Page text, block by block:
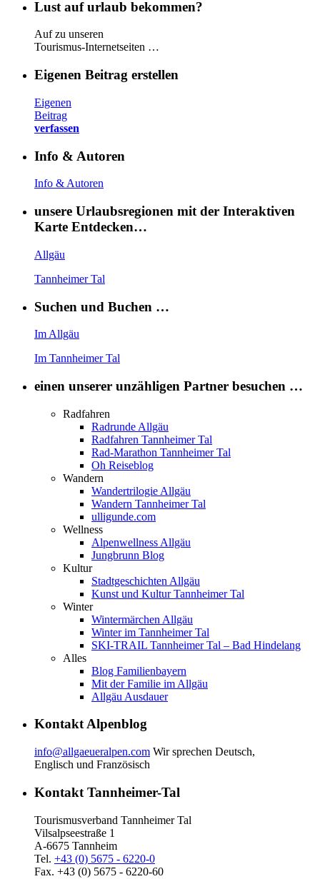
Lust auf urlaub bekommen?
Auf zu unseren
Tourismus-Internetseiten …
Eigenen Beitrag erstellen
Eigenen
Beitrag
verfassen
Info & Autoren
Info & Autoren
unsere Urlaubsregionen mit der Interaktiven
Karte Entdecken…
Allgäu
Tannheimer Tal
Suchen und Buchen …
Im Allgäu
Im Tannheimer Tal
einen unserer unzähligen Partner besuchen …
Radfahren
Radrunde Allgäu
Radfahren Tannheimer Tal
Rad-Marathon Tannheimer Tal
Oh Reiseblog
Wandern
Wandertrilogie Allgäu
Wandern Tannheimer Tal
ulligunde.com
Wellness
Alpenwellness Allgäu
Jungbrunn Blog
Kultur
Stadtgeschichten Allgäu
Kunst und Kultur Tannheimer Tal
Winter
Wintermärchen Allgäu
Winter im Tannheimer Tal
SKI-TRAIL Tannheimer Tal – Bad Hindelang
Alles
Blog Familienbayern
Mit der Familie im Allgäu
Allgäu Ausdauer
Kontakt Alpenblog
info@allgaeueralpen.com Wir sprechen Deutsch,
Englisch und Französisch
Kontakt Tannheimer-Tal
Tourismusverband Tannheimer Tal
Vilsalpseestraße 1
A-6675 Tannheim
Tel. +43 (0) 5675 - 6220-0
Fax. +43 (0) 5675 - 6220-60